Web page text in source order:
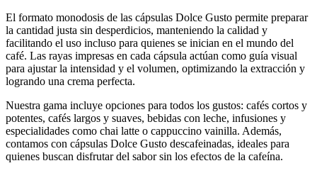
El formato monodosis de las cápsulas Dolce Gusto permite preparar
la cantidad justa sin desperdicios, manteniendo la calidad y
facilitando el uso incluso para quienes se inician en el mundo del
café. Las rayas impresas en cada cápsula actúan como guía visual
para ajustarla intensidad y el volumen, optimizando la extracción y
logrando una crema perfecta.
Nuestra gama incluye opciones para todos los gustos: cafés cortos y
potentes, cafés largos y suaves, bebidas con leche, infusiones y
especialidades como chai latte o cappuccino vainilla. Además,
contamos con cápsulas Dolce Gusto descafeinadas, ideales para
quienes buscan disfrutardel saborsin los efectos de la cafeína.